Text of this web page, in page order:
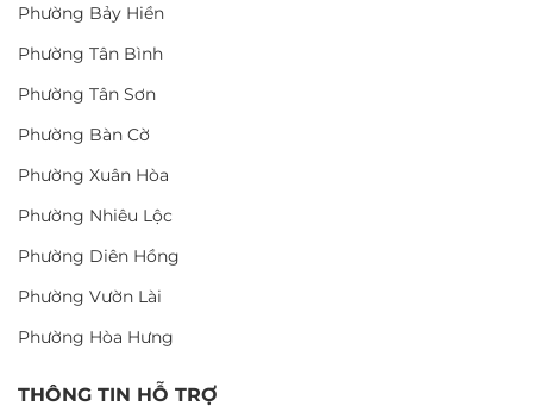
Phường Bảy Hiền
Phường Tân Bình
Phường Tân Sơn
Phường Bàn Cờ
Phường Xuân Hòa
Phường Nhiêu Lộc
Phường Diên Hồng
Phường Vườn Lài
Phường Hòa Hưng
THÔNG TIN HỖ TRỢ